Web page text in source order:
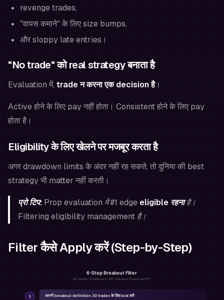
revenge trades,
"वापस कमाने" के लिए size bumps,
और sloppy late entries।
"No trade" को real strategy बनाता है
Evaluation में, trade न करना एक decision है।
Active होने के लिए pay नहीं होता। Consistent होने के लिए pay
होता है।
Eligibility के लिए खेलने पर मजबूर करता है
अगर drawdown limits के अंदर नहीं रह सकते, तो दुनिया की best
strategy भी matter नहीं करती।
प्रो टिप: Prop evaluation में #1 edge eligible रहनाहै।
Filtering eligibility management है।
Filter कैसे Apply करें (Step-by-Step)